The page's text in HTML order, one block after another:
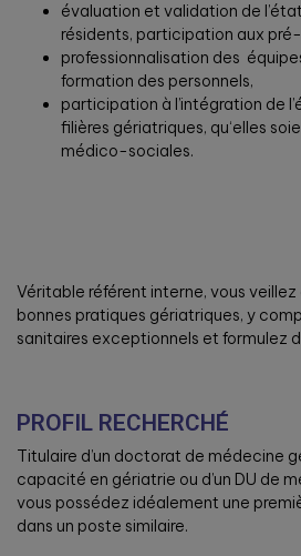
évaluation et validation de
résidents, participation aux
professionnalisation des
formation des personnels,
participation à l’intégration de
filières gériatriques, qu‘elles
médico-sociales.
Véritable référent interne, vous veillez
bonnes pratiques gériatriques, y
sanitaires exceptionnels et formulez
PROFIL RECHERCHÉ
Titulaire d’un doctorat de médecine
capacité en gériatrie ou d’un DU de
vous possédez idéalement une
dans un poste similaire.